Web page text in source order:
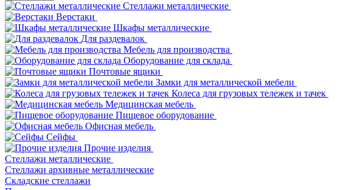
Стеллажи металлические
Верстаки
Шкафы металлические
Для раздевалок
Мебель для производства
Оборудование для склада
Почтовые ящики
Замки для металлической мебели
Колеса для грузовых тележек и тачек
Медицинская мебель
Пищевое оборудование
Офисная мебель
Сейфы
Прочие изделия
Стеллажи металлические
Cтеллажи архивные металлические
Складские стеллажи